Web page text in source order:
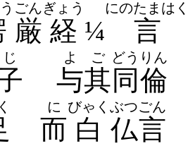
厳
ごん
経
ぎょう
¼ 言
にのたまは
じ
与
よ
其
ご
同倫
どうりん
而
に
白
びゃく
仏
ぶつ
言
ごん